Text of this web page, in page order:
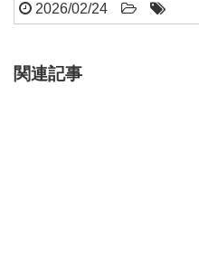
2026/02/24
関連記事